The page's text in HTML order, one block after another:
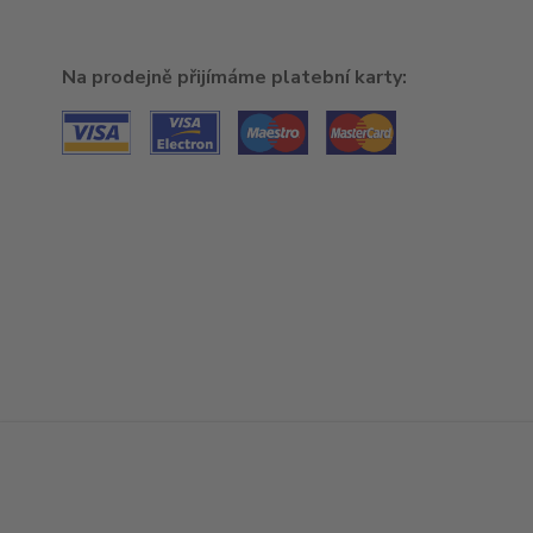
Na prodejně přijímáme platební karty: